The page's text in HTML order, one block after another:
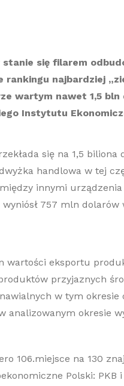
się filarem
najbardziej
wartym nawet 1,5
Instytutu
się na 1,5
handlowa w tej
innymi
757 mln dolarów
eksportu
przyjaznych
w tym
okresie
106.miejsce na 130
Polski: